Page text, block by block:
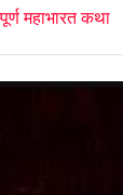
महाभारत कथा